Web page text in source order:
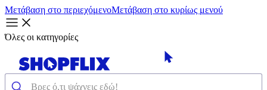
Μετάβαση στο περιεχόμενοΜετάβαση στο κυρίως μενού
Όλες οι κατηγορίες